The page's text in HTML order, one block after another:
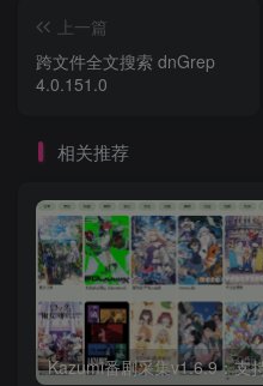
上一篇
跨文件全文搜索 dnGrep
4.0.151.0
相关推荐